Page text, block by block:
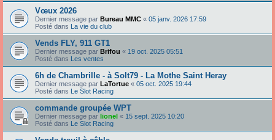
Vœux 2026
Dernier message par Bureau MMC « 05 janv. 2026 17:59
Posté dans La vie du club
Vends FLY, 911 GT1
Dernier message par Brifou « 19 oct. 2025 05:51
Posté dans Les ventes
6h de Chambrille - à Solt79 - La Mothe Saint Heray
Dernier message par LaTortue « 05 oct. 2025 19:44
Posté dans Le Slot Racing
commande groupée WPT
Dernier message par lionel « 15 sept. 2025 10:20
Posté dans Le Slot Racing